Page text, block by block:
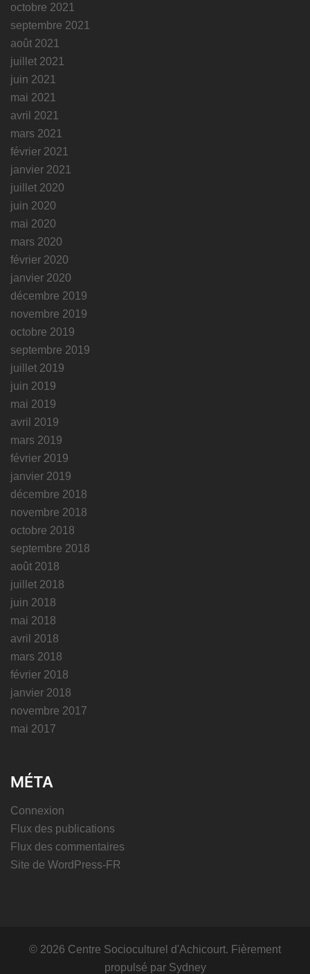
octobre 2021
septembre 2021
août 2021
juillet 2021
juin 2021
mai 2021
avril 2021
mars 2021
février 2021
janvier 2021
juillet 2020
juin 2020
mai 2020
mars 2020
février 2020
janvier 2020
décembre 2019
novembre 2019
octobre 2019
septembre 2019
juillet 2019
juin 2019
mai 2019
avril 2019
mars 2019
février 2019
janvier 2019
décembre 2018
novembre 2018
octobre 2018
septembre 2018
août 2018
juillet 2018
juin 2018
mai 2018
avril 2018
mars 2018
février 2018
janvier 2018
novembre 2017
mai 2017
MÉTA
Connexion
Flux des publications
Flux des commentaires
Site de WordPress-FR
© 2026 Centre Socioculturel d'Achicourt. Fièrement
propulsé par Sydney